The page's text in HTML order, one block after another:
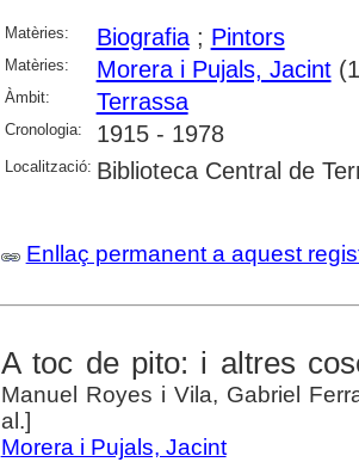
Matèries: Biografia; Pintors
Matèries: Morera i Pujals, Jacint
Àmbit: Terrassa
Cronologia: 1915 - 1978
Localització: Biblioteca Central de
Enllaç permanent a aquest
A toc de pito: i altres
Manuel Royes i Vila, Gabriel
al.]
Morera i Pujals, Jacint